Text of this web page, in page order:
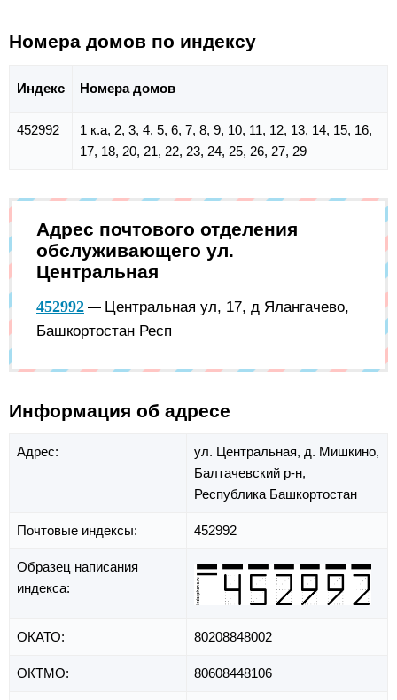
Номера домов по индексу
Индекс Номера домов
452992
1 к.а, 2, 3, 4, 5, 6, 7, 8, 9, 10, 11, 12, 13, 14, 15, 16,
17, 18, 20, 21, 22, 23, 24, 25, 26, 27, 29
Адрес почтового отделения
обслуживающего ул.
Центральная
452992 — Центральная ул, 17, д Ялангачево,
Башкортостан Респ
Информация об адресе
Адрес: ул. Центральная, д. Мишкино,
Балтачевский р-н,
Республика Башкортостан
Почтовые индексы: 452992
Образец написания
индекса:
ОКАТО: 80208848002
ОКТМО: 80608448106